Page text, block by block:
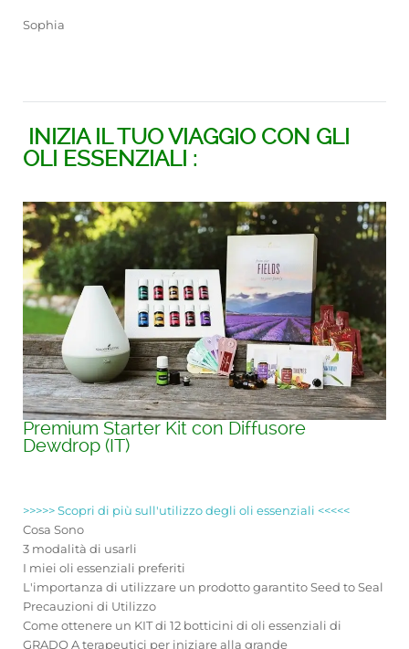
Sophia
INIZIA IL TUO VIAGGIO CON GLI
OLI ESSENZIALI :
Premium Starter Kit con Diffusore
Dewdrop (IT)
>>>>> Scopri di più sull'utilizzo degli oli essenziali <<<<<
Cosa Sono
3 modalità di usarli
I miei oli essenziali preferiti
L'importanza di utilizzare un prodotto garantito Seed to Seal
Precauzioni di Utilizzo
Come ottenere un KIT di 12 botticini di oli essenziali di
GRADO A terapeutici per iniziare alla grande